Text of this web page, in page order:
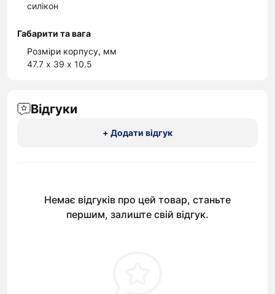
силікон
Габарити та вага
Розміри корпусу, мм
47.7 х 39 х 10.5
Відгуки
+ Додати відгук
Немає відгуків про цей товар, станьте
першим, залиште свій відгук.